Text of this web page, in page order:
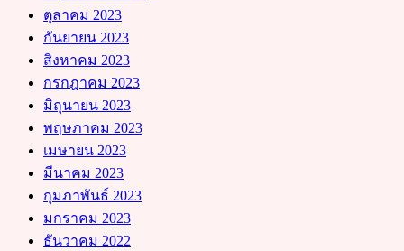
ตุลาคม 2023
กันยายน 2023
สิงหาคม 2023
กรกฎาคม 2023
มิถุนายน 2023
พฤษภาคม 2023
เมษายน 2023
มีนาคม 2023
กุมภาพันธ์ 2023
มกราคม 2023
ธันวาคม 2022